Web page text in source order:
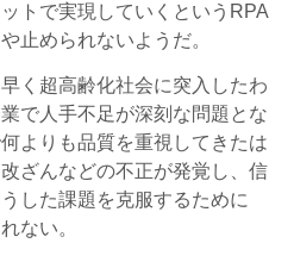
トで実現していくというRPA
止められないようだ。
く超高齢化社会に突入したわ
で人手不足が深刻な問題とな
よりも品質を重視してきたは
ざんなどの不正が発覚し、信
した課題を克服するために
ない。